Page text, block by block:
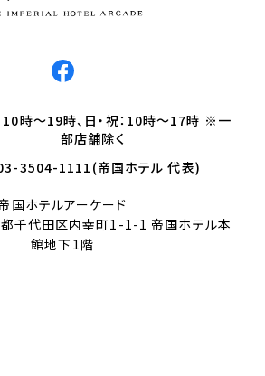
10時～19時、日・祝：10時～17時 ※一
部店舗除く
3504-1111(帝国ホテル 代表)
国ホテルアーケード
千代田区内幸町1-1-1 帝国ホテル本
館地下1階